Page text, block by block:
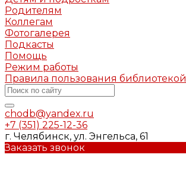
Родителям
Коллегам
Фотогалерея
Подкасты
Помощь
Режим работы
Правила пользования библиотекой
chodb@yandex.ru
+7 (351) 225-12-36
г. Челябинск, ул. Энгельса, 61
Заказать звонок